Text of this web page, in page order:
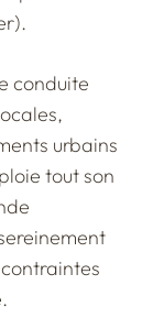
conduite
urbains
tout son